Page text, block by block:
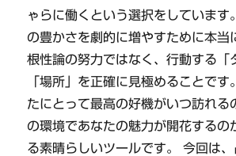
ゃらに働くという選択をしています
の豊かさを劇的に増やすために本当
根性論の努力ではなく、行動する「
「場所」を正確に見極めることです
たにとって最高の好機がいつ訪れる
の環境であなたの魅力が開花するの
る素晴らしいツールです。 今回は